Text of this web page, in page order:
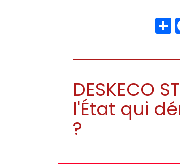
DESKECO
l'État qui
?